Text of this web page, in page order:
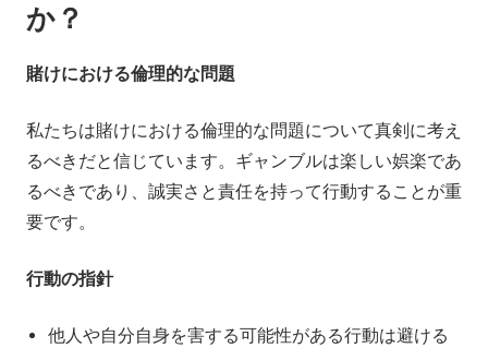
か？
賭けにおける倫理的な問題
私たちは賭けにおける倫理的な問題について真剣に考え
るべきだと信じています。ギャンブルは楽しい娯楽であ
るべきであり、誠実さと責任を持って行動することが重
要です。
行動の指針
他人や自分自身を害する可能性がある行動は避ける